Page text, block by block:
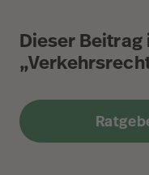
Dieser Beitrag